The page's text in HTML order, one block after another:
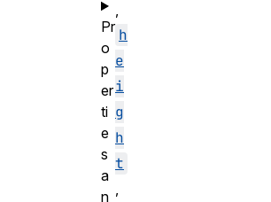
,
h
e
i
g
h
t
,
Pr
o
p
er
ti
e
s
a
n